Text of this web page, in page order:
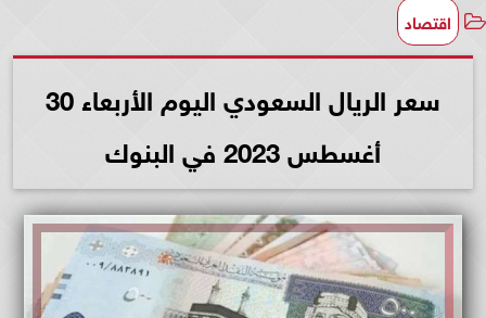
اقتصاد
سعر الريال السعودي اليوم الأربعاء 30
أغسطس 2023 في البنوك